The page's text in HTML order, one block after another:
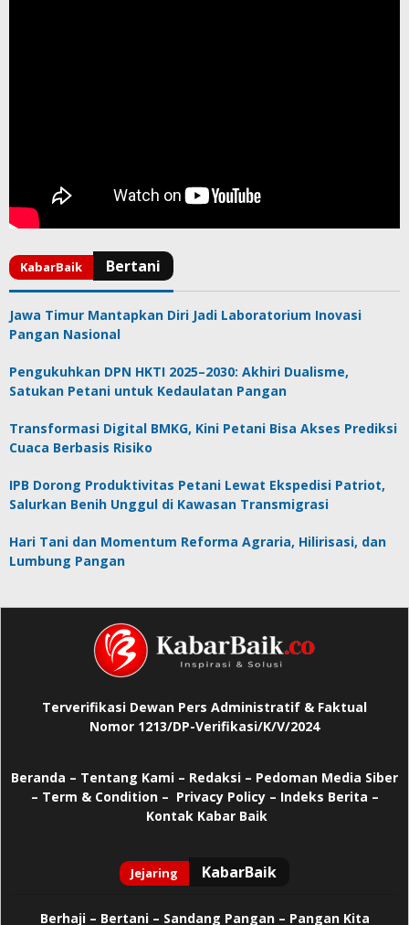
Jawa Timur Mantapkan Diri Jadi Laboratorium Inovasi
Pangan Nasional
Pengukuhkan DPN HKTI 2025–2030: Akhiri Dualisme,
Satukan Petani untuk Kedaulatan Pangan
Transformasi Digital BMKG, Kini Petani Bisa Akses Prediksi
Cuaca Berbasis Risiko
IPB Dorong Produktivitas Petani Lewat Ekspedisi Patriot,
Salurkan Benih Unggul di Kawasan Transmigrasi
Hari Tani dan Momentum Reforma Agraria, Hilirisasi, dan
Lumbung Pangan
Terverifikasi Dewan Pers Administratif & Faktual
Nomor 1213/DP-Verifikasi/K/V/2024
Beranda – Tentang Kami – Redaksi – Pedoman Media Siber
– Term & Condition – Privacy Policy– Indeks Berita –
Kontak Kabar Baik
Berhaji– Bertani – Sandang Pangan – Pangan Kita